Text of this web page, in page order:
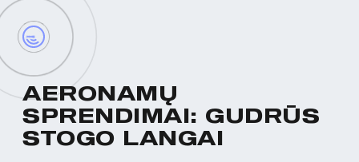
AERONAMŲ
SPRENDIMAI: GUDRŪS
STOGO LANGAI